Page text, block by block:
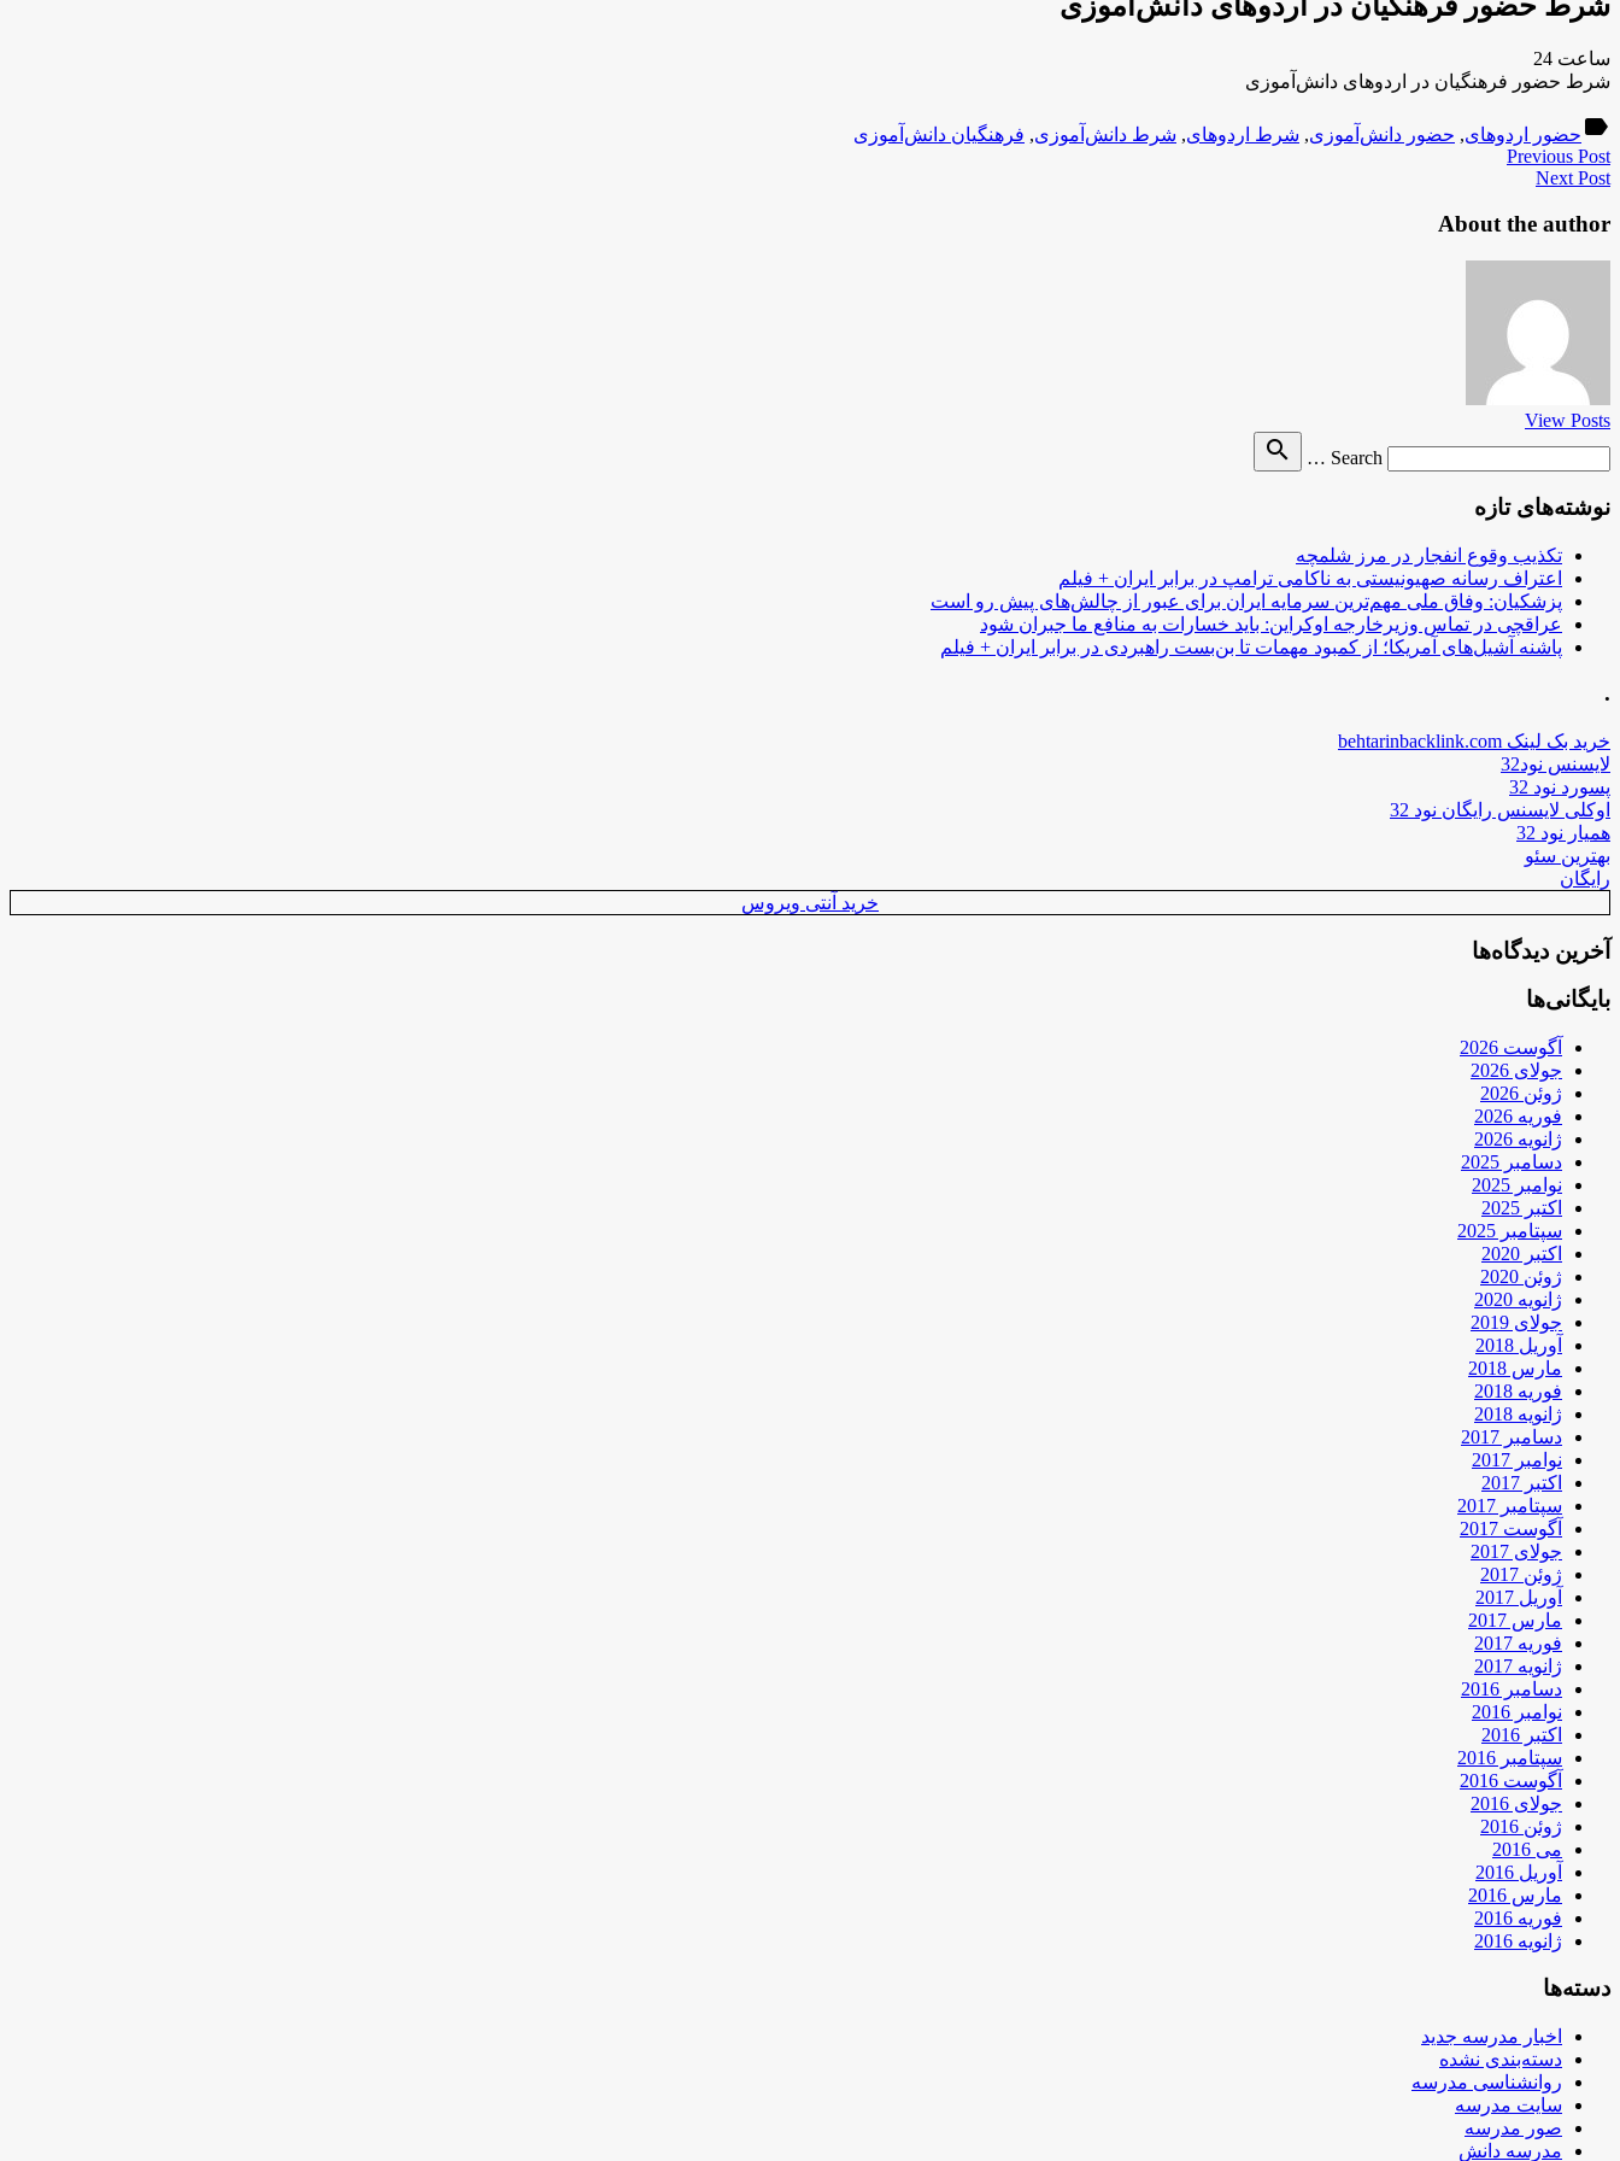
ساعت 24
شرط حضور فرهنگیان در اردوهای دانش‌آموزی
label حضور اردوهای, حضور دانش‌آموزی, شرط اردوهای, شرط دانش‌آموزی, فرهنگیان دانش‌آموزی
Previous Post
Next Post
About the author
View Posts
Search …
search
نوشته‌های تازه
تکذیب وقوع انفجار در مرز شلمچه
اعتراف رسانه صهیونیستی به ناکامی ترامپ در برابر ایران + فیلم
پزشکیان: وفاق ملی مهم‌ترین سرمایه ایران برای عبور از چالش‌های پیش رو است
عراقچی در تماس وزیرخارجه اوکراین: باید خسارات به منافع ما جبران شود
پاشنه آشیل‌های آمریکا؛ از کمبود مهمات تا بن‌بست راهبردی در برابر ایران + فیلم
.
خرید بک لینک behtarinbacklink.com
لایسنس نود32
پسورد نود 32
اوکلی لایسنس رایگان نود 32
همیار نود 32
بهترین سئو
رایگان
خرید آنتی ویروس
آخرین دیدگاه‌ها
بایگانی‌ها
آگوست 2026
جولای 2026
ژوئن 2026
فوریه 2026
ژانویه 2026
دسامبر 2025
نوامبر 2025
اکتبر 2025
سپتامبر 2025
اکتبر 2020
ژوئن 2020
ژانویه 2020
جولای 2019
آوریل 2018
مارس 2018
فوریه 2018
ژانویه 2018
دسامبر 2017
نوامبر 2017
اکتبر 2017
سپتامبر 2017
آگوست 2017
جولای 2017
ژوئن 2017
آوریل 2017
مارس 2017
فوریه 2017
ژانویه 2017
دسامبر 2016
نوامبر 2016
اکتبر 2016
سپتامبر 2016
آگوست 2016
جولای 2016
ژوئن 2016
می 2016
آوریل 2016
مارس 2016
فوریه 2016
ژانویه 2016
دسته‌ها
اخبار مدرسه جدید
دسته‌بندی نشده
روانشناسی مدرسه
سایت مدرسه
صور مدرسه
مدرسه دانش